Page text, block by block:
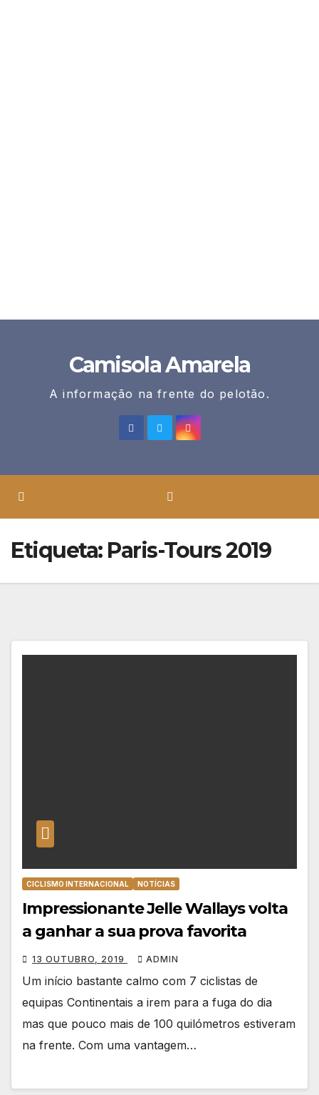
Camisola Amarela
A informação na frente do pelotão.
Etiqueta: Paris-Tours 2019
CICLISMO INTERNACIONAL NOTÍCIAS
Impressionante Jelle Wallays volta
a ganhar a sua prova favorita
13 OUTUBRO, 2019 ADMIN
Um início bastante calmo com 7 ciclistas de
equipas Continentais a irem para a fuga do dia
mas que pouco mais de 100 quilómetros estiveram
na frente. Com uma vantagem…